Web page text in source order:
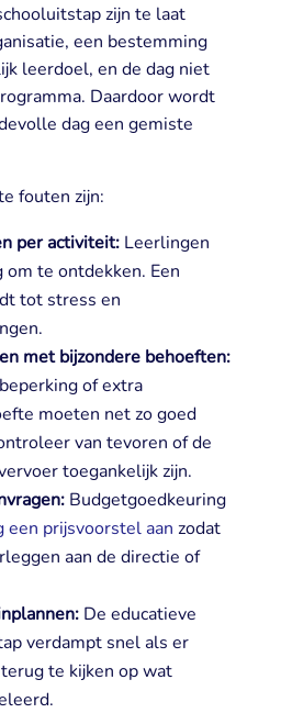
zijn te laat
een bestemming
leerdoel, en de dag niet
Daardoor wordt
dag een gemiste
fouten zijn:
per activiteit:Leerlingen
te ontdekken. Een
tot stress en
met bijzondere behoeften:
of extra
moeten net zo goed
van tevoren of de
toegankelijk zijn.
Budgetgoedkeuring
een prijsvoorstel aan zodat
aan de directie of
De educatieve
verdampt snel als er
te kijken op wat